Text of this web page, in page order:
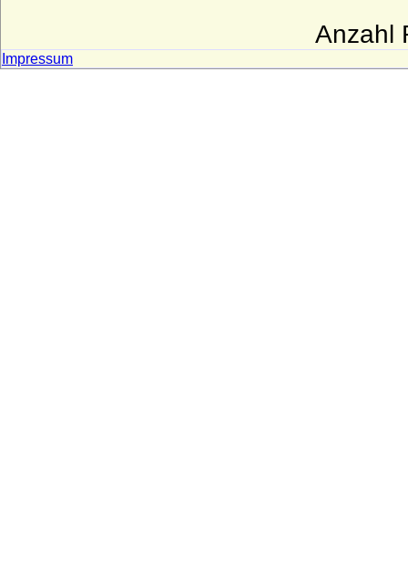
Anzahl
Impressum